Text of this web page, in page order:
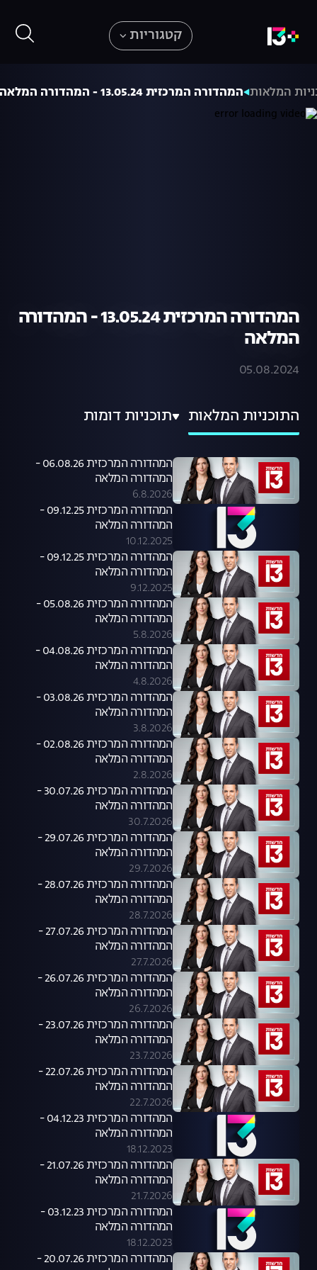
קטגוריות
המלאות המהדורה המרכזית 13.05.24 - המהדורה המלאה
המהדורה המרכזית 13.05.24 - המהדורה
המלאה
05.08.2024
התוכניות המלאות תוכניות דומות
המהדורה המרכזית 06.08.26 -
המהדורה המלאה
6.8.2026
המהדורה המרכזית 09.12.25 -
המהדורה המלאה
10.12.2025
המהדורה המרכזית 09.12.25 -
המהדורה המלאה
9.12.2025
המהדורה המרכזית 05.08.26 -
המהדורה המלאה
5.8.2026
המהדורה המרכזית 04.08.26 -
המהדורה המלאה
4.8.2026
המהדורה המרכזית 03.08.26 -
המהדורה המלאה
3.8.2026
המהדורה המרכזית 02.08.26 -
המהדורה המלאה
2.8.2026
המהדורה המרכזית 30.07.26 -
המהדורה המלאה
30.7.2026
המהדורה המרכזית 29.07.26 -
המהדורה המלאה
29.7.2026
המהדורה המרכזית 28.07.26 -
המהדורה המלאה
28.7.2026
המהדורה המרכזית 27.07.26 -
המהדורה המלאה
27.7.2026
המהדורה המרכזית 26.07.26 -
המהדורה המלאה
26.7.2026
המהדורה המרכזית 23.07.26 -
המהדורה המלאה
23.7.2026
המהדורה המרכזית 22.07.26 -
המהדורה המלאה
22.7.2026
המהדורה המרכזית 04.12.23 -
המהדורה המלאה
18.12.2023
המהדורה המרכזית 21.07.26 -
המהדורה המלאה
21.7.2026
המהדורה המרכזית 03.12.23 -
המהדורה המלאה
18.12.2023
המהדורה המרכזית 20.07.26 -